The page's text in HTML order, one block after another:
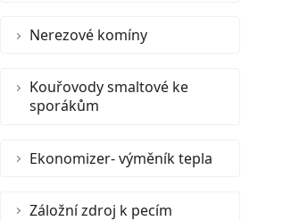
Nerezové komíny
Kouřovody smaltové ke
sporákům
Ekonomizer- výměník tepla
Záložní zdroj k pecím